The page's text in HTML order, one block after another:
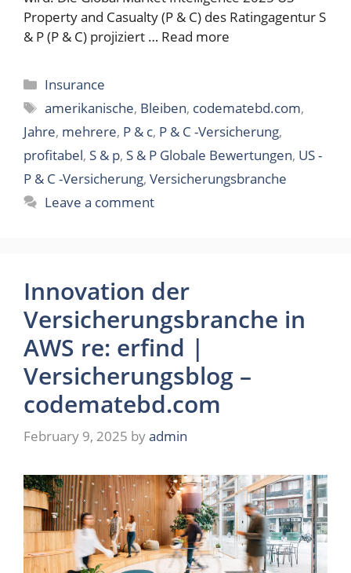
Property and Casualty (P & C) des Ratingagentur S
& P (P & C) projiziert … Read more
Categories
Insurance
Tags
amerikanische, Bleiben, codematebd.com,
Jahre, mehrere, P & c, P & C -Versicherung,
profitabel, S & p, S & P Globale Bewertungen, US -
P & C -Versicherung, Versicherungsbranche
Leave a comment
Innovation der
Versicherungsbranche in
AWS re: erfind |
Versicherungsblog –
codematebd.com
February 9, 2025 byadmin